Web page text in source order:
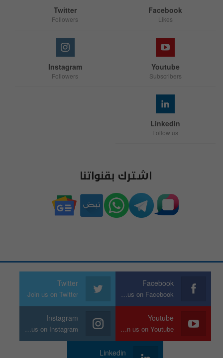
Facebook
Likes
Twitter
Followers
Youtube
Subscribers
Instagram
Followers
Linkedin
Follow us
اشترك بقنواتنا
Facebook
Join us on Facebook
Twitter
Join us on Twitter
Youtube
Join us on Youtube
Instagram
Join us on Instagram
Linkedin